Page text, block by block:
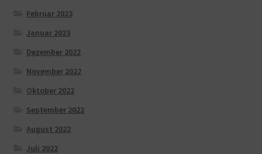
Februar 2023
Januar 2023
Dezember 2022
November 2022
Oktober 2022
September 2022
August 2022
Juli 2022